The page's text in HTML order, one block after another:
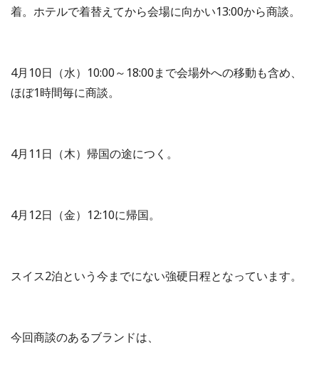
着。ホテルで着替えてから会場に向かい13:00から商談。
4月10日（水）10:00～18:00まで会場外への移動も含め、
ほぼ1時間毎に商談。
4月11日（木）帰国の途につく。
4月12日（金）12:10に帰国。
スイス2泊という今までにない強硬日程となっています。
今回商談のあるブランドは、